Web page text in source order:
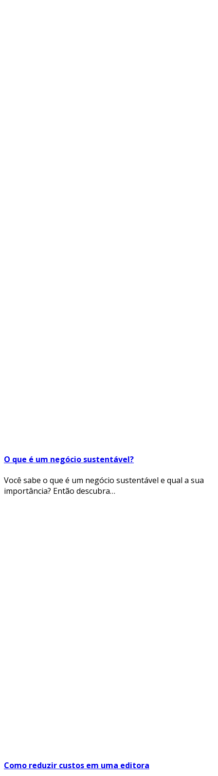
O que é um negócio sustentável?
Você sabe o que é um negócio sustentável e qual a sua
importância? Então descubra…
Como reduzir custos em uma editora